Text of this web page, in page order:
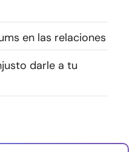
ES
Escríbenos
Publicidad con
en las relaciones
darle a tu